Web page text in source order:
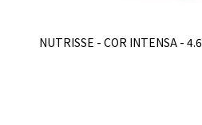
NUTRISSE - COR INTENSA - 4.6